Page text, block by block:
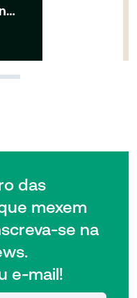
4
das
mexem
se na
e-mail!